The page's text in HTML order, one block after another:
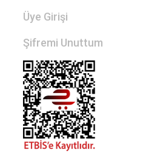
Üye Girişi
Şifremi Unuttum